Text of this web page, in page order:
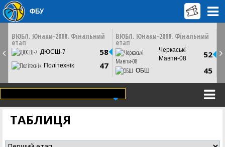
14:20
СТАТИСТИКА
НОВИНА
ВЮБЛ. Юнаки-2008. Фінальний
етап
ДЮСШ-7 58
Політехнік 47
10:00
Youtube
ВЮБЛ. Юнаки-2008. Фінальний
етап
Черкаські
Мавпи-08
52
ОБШ 45
ФБУ
ТАБЛИЦЯ